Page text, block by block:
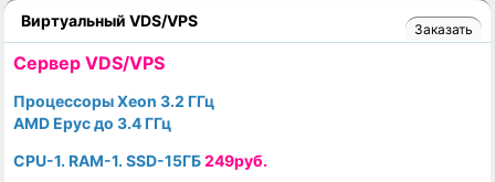
Виртуальный VDS/VPS Заказать
Cервер VDS/VPS
Процессоры Xeon 3.2 ГГц
AMD Epyc до 3.4 ГГц
CPU-1. RAM-1. SSD-15ГБ249руб.